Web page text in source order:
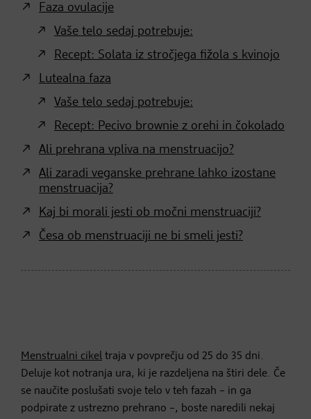
Faza ovulacije
Vaše telo sedaj potrebuje:
Recept: Solata iz stročjega fižola s kvinojo
Lutealna faza
Vaše telo sedaj potrebuje:
Recept: Pecivo brownie z orehi in čokolado
Ali prehrana vpliva na menstruacijo?
Ali zaradi veganske prehrane lahko izostane
menstruacija?
Kaj bi morali jesti ob močni menstruaciji?
Česa ob menstruaciji ne bi smeli jesti?
Menstrualni cikel traja v povprečju od 25 do 35 dni.
Deluje kot notranja ura, ki je razdeljena na štiri dele. Če
se naučite poslušati svoje telo v teh fazah – in ga
podpirate z ustrezno prehrano –, boste naredili nekaj